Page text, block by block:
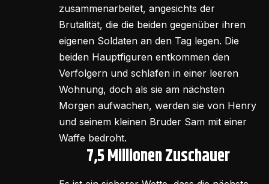
zusammenarbeitet, angesichts der
Brutalität, die die beiden gegenüber ihren
eigenen Soldaten an den Tag legen. Die
beiden Hauptfiguren entkommen den
Verfolgern und schlafen in einer leeren
Wohnung, doch als sie am nächsten
Morgen aufwachen, werden sie von Henry
und seinem kleinen Bruder Sam mit einer
Waffe bedroht.
7,5 Millionen Zuschauer